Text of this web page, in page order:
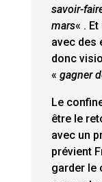
savoir-
mars« .
avec des
donc
« gagner
Le
être le
avec un
prévient
garder le